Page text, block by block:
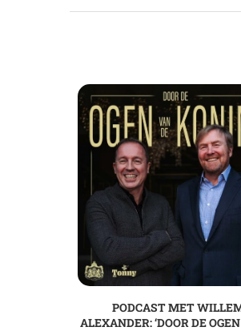
PODCAST MET
ALEXANDER: ‘DOOR DE